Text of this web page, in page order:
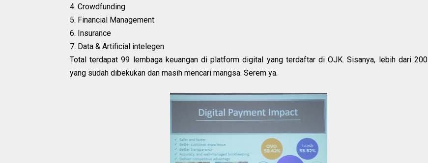
4. Crowdfunding
5. Financial Management
6. Insurance
7. Data & Artificial intelegen
Total terdapat 99 lembaga keuangan di platform digital yang terdaftar di OJK. Sisanya, lebih dari 200
yang sudah dibekukan dan masih mencari mangsa. Serem ya.